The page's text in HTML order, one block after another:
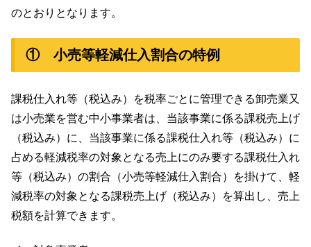
のとおりとなります。
① 小売等軽減仕入割合の特例
課税仕入れ等（税込み）を税率ごとに管理できる卸売業又
は小売業を営む中小事業者は、当該事業に係る課税売上げ
（税込み）に、当該事業に係る課税仕入れ等（税込み）に
占める軽減税率の対象となる売上にのみ要する課税仕入れ
等（税込み）の割合（小売等軽減仕入割合）を掛けて、軽
減税率の対象となる課税売上げ（税込み）を算出し、売上
税額を計算できます。